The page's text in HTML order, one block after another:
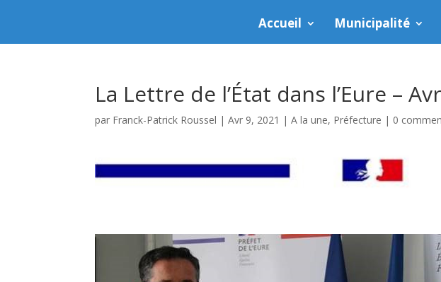
Accueil Municipalité
La Lettre de l’État dans l’Eure –
par Franck-Patrick Roussel |Avr 9, 2021 |A la une, Préfecture | 0